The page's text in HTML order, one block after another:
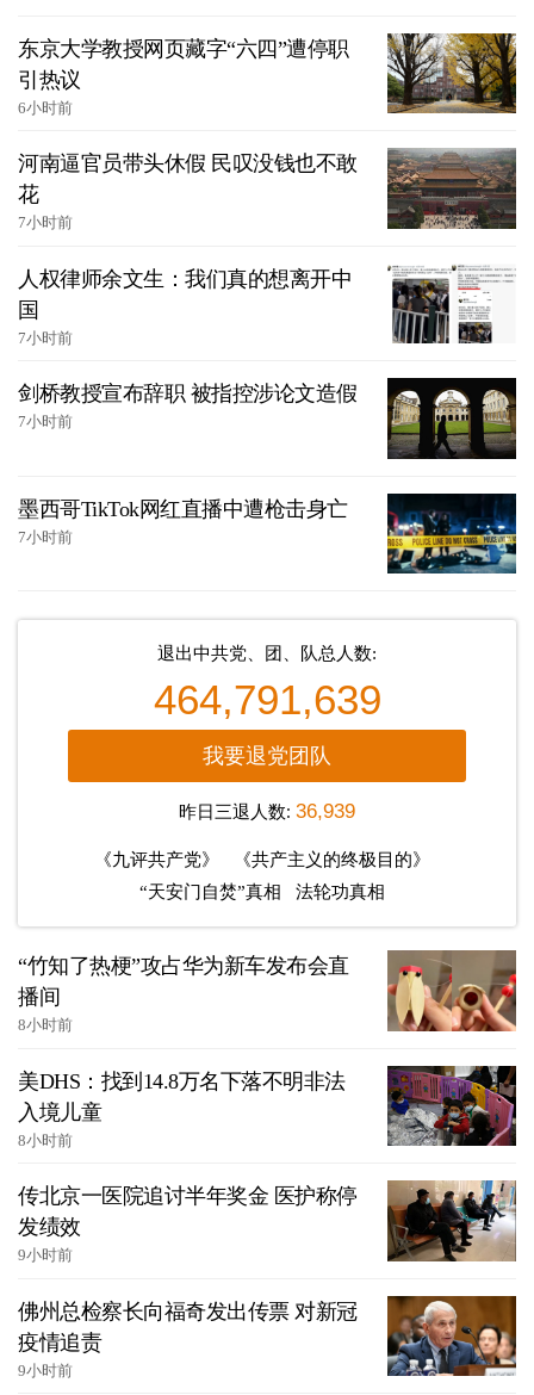
东京大学教授网页藏字“六四”遭停职
引热议
6小时前
河南逼官员带头休假 民叹没钱也不敢
花
7小时前
人权律师余文生：我们真的想离开中
国
7小时前
剑桥教授宣布辞职 被指控涉论文造假
7小时前
墨西哥TikTok网红直播中遭枪击身亡
7小时前
退出中共党、团、队总人数:
464,791,639
我要退党团队
昨日三退人数: 36,939
《九评共产党》
《共产主义的终极目的》
“天安门自焚”真相
法轮功真相
“竹知了热梗”攻占华为新车发布会直
播间
8小时前
美DHS：找到14.8万名下落不明非法
入境儿童
8小时前
传北京一医院追讨半年奖金 医护称停
发绩效
9小时前
佛州总检察长向福奇发出传票 对新冠
疫情追责
9小时前